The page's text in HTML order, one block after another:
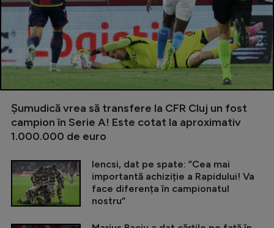
Șumudică vrea să transfere la CFR Cluj un fost
campion în Serie A! Este cotat la aproximativ
1.000.000 de euro
Iencsi, dat pe spate: ”Cea mai
importantă achiziție a Rapidului! Va
face diferența în campionatul
nostru”